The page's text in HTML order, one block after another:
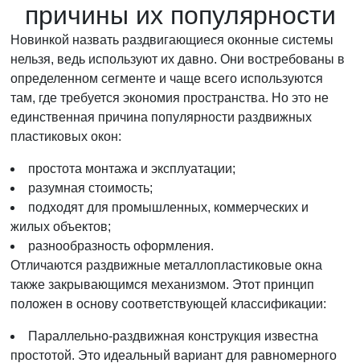
причины их популярности
Новинкой назвать раздвигающиеся оконные системы
нельзя, ведь используют их давно. Они востребованы в
определенном сегменте и чаще всего используются
там, где требуется экономия пространства. Но это не
единственная причина популярности раздвижных
пластиковых окон:
простота монтажа и эксплуатации;
разумная стоимость;
подходят для промышленных, коммерческих и
жилых объектов;
разнообразность оформления.
Отличаются раздвижные металлопластиковые окна
также закрывающимся механизмом. Этот принцип
положен в основу соответствующей классификации:
Параллельно-раздвижная конструкция известна
простотой. Это идеальный вариант для равномерного